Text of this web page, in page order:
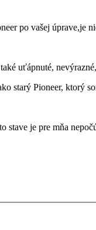
po vašej
uťápnuté,
starý Pioneer, ktorý
stave je pre mňa